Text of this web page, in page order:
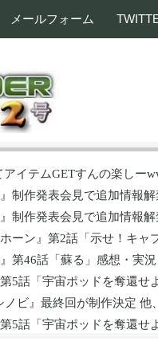
メールフォーム